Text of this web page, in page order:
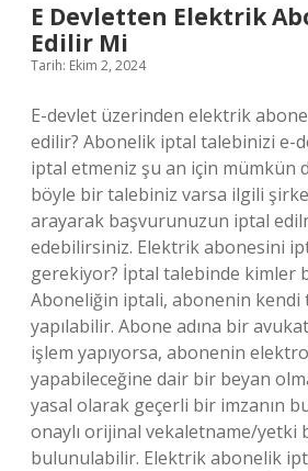
E Devletten Elektrik
Edilir Mi
Tarih: Ekim 2, 2024
E-devlet üzerinden elektrik
edilir? Abonelik iptal talebinizi e-
iptal etmeniz şu an için mümkün
böyle bir talebiniz varsa ilgili
arayarak başvurunuzun iptal
edebilirsiniz. Elektrik abonesini
gerekiyor? İptal talebinde kimler
Aboneliğin iptali, abonenin kendi
yapılabilir. Abone adına bir
işlem yapıyorsa, abonenin
yapabileceğine dair bir beyan
yasal olarak geçerli bir imzanın
onaylı orijinal vekaletname/yetki
bulunulabilir. Elektrik abonelik